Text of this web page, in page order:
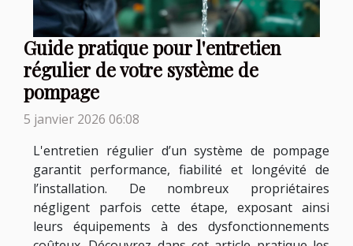
Guide pratique pour l'entretien
régulier de votre système de
pompage
5 janvier 2026 06:08
L'entretien régulier d’un système de pompage
garantit performance, fiabilité et longévité de
l’installation. De nombreux propriétaires
négligent parfois cette étape, exposant ainsi
leurs équipements à des dysfonctionnements